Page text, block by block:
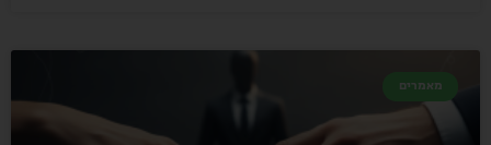
מאמרים